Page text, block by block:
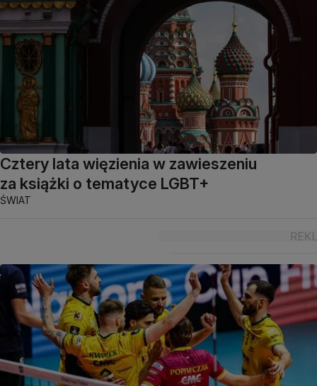
Cztery lata więzienia w zawieszeniu
za książki o tematyce LGBT+
ŚWIAT